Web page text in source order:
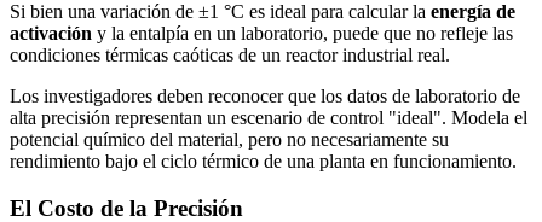
Si bien una variación de ±1 °C es ideal para calcular la energía de
activación y la entalpía en un laboratorio, puede que no refleje las
condiciones térmicas caóticas de un reactor industrial real.
Los investigadores deben reconocer que los datos de laboratorio de
alta precisión representan un escenario de control "ideal". Modela el
potencial químico del material, pero no necesariamente su
rendimiento bajo el ciclo térmico de una planta en funcionamiento.
El Costo de la Precisión